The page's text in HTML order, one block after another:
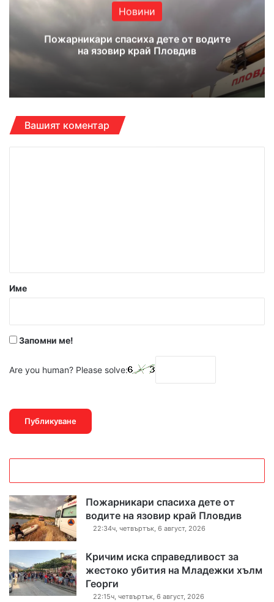
Новини
Пожарникари спасиха дете от водите
на язовир край Пловдив
Вашият коментар
р
Име
Запомни ме!
Are you human? Please solve:
Пожарникари спасиха дете от
водите на язовир край Пловдив
22:34ч, четвъртък, 6 август, 2026
Кричим иска справедливост за
жестоко убития на Младежки хълм
Георги
22:15ч, четвъртък, 6 август, 2026